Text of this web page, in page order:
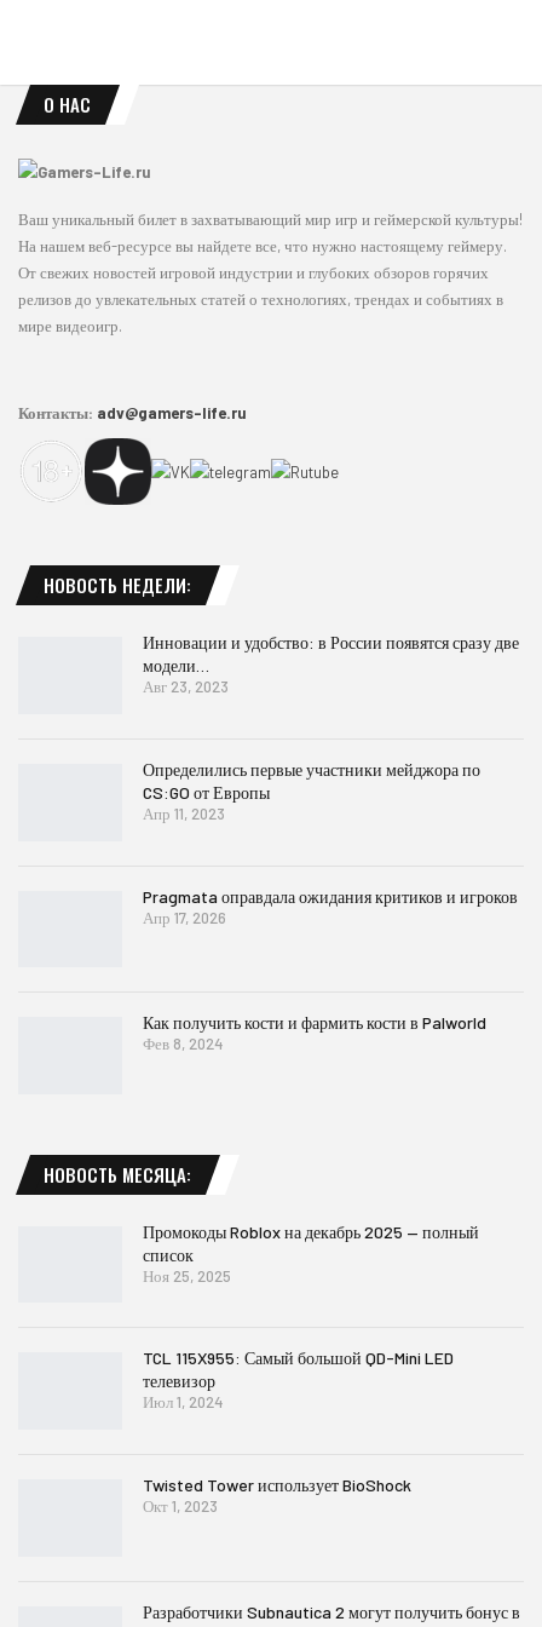
О НАС
Ваш уникальный билет в захватывающий мир игр и геймерской культуры!
На нашем веб-ресурсе вы найдете все, что нужно настоящему геймеру.
От свежих новостей игровой индустрии и глубоких обзоров горячих
релизов до увлекательных статей о технологиях, трендах и событиях в
мире видеоигр.
Контакты: adv@gamers-life.ru
НОВОСТЬ НЕДЕЛИ:
Инновации и удобство: в России появятся сразу две
модели…
Авг 23, 2023
Определились первые участники мейджора по
CS:GO от Европы
Апр 11, 2023
Pragmata оправдала ожидания критиков и игроков
Апр 17, 2026
Как получить кости и фармить кости в Palworld
Фев 8, 2024
НОВОСТЬ МЕСЯЦА:
Промокоды Roblox на декабрь 2025 — полный
список
Ноя 25, 2025
TCL 115X955: Самый большой QD-Mini LED
телевизор
Июл 1, 2024
Twisted Tower использует BioShock
Окт 1, 2023
Разработчики Subnautica 2 могут получить бонус в